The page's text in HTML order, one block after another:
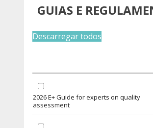
GUIAS E
Descarregar todos
2026 E+ Guide for experts on quality
assessment